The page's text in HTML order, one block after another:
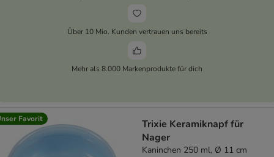
Über 10 Mio. Kunden vertrauen uns bereits
Mehr als 8.000 Markenprodukte für dich
Favorit
Trixie Keramiknapf für
Nager
Kaninchen 250 ml, Ø 11 cm